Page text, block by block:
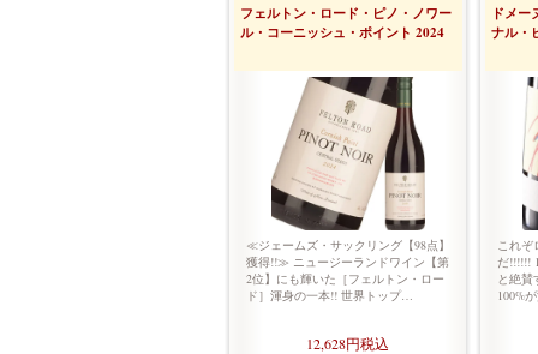
フェルトン・ロード・ピノ・ノワー
ル・コーニッシュ・ポイント 2024
≪ジェームズ・サックリング【98点】
獲得!!≫ ニュージーランドワイン【第
2位】にも輝いた［フェルトン・ロー
ド］渾身の一本!! 世界トップ…
12,628円税込
ドメ
ナル・
これぞ
だ!!!!!!
と絶賛
100%